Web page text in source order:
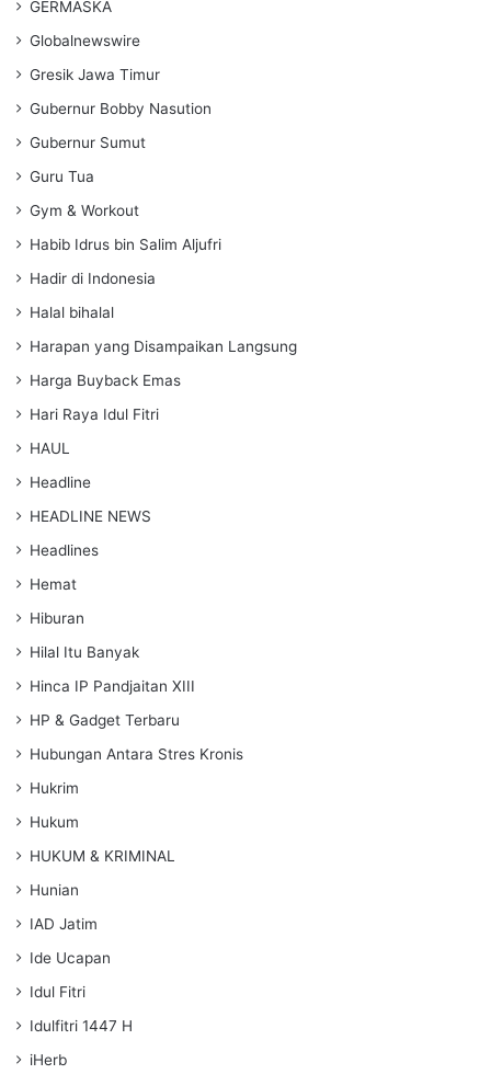
GERMASKA
Globalnewswire
Gresik Jawa Timur
Gubernur Bobby Nasution
Gubernur Sumut
Guru Tua
Gym & Workout
Habib Idrus bin Salim Aljufri
Hadir di Indonesia
Halal bihalal
Harapan yang Disampaikan Langsung
Harga Buyback Emas
Hari Raya Idul Fitri
HAUL
Headline
HEADLINE NEWS
Headlines
Hemat
Hiburan
Hilal Itu Banyak
Hinca IP Pandjaitan XIII
HP & Gadget Terbaru
Hubungan Antara Stres Kronis
Hukrim
Hukum
HUKUM & KRIMINAL
Hunian
IAD Jatim
Ide Ucapan
Idul Fitri
Idulfitri 1447 H
iHerb